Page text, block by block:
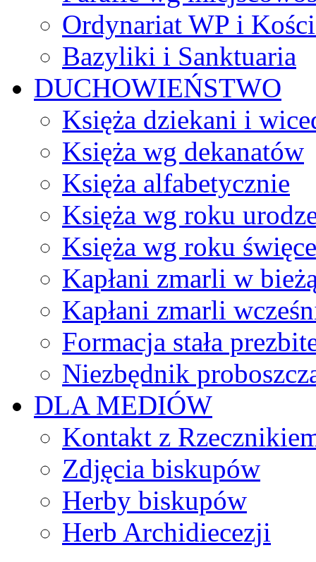
Ordynariat WP i
Bazyliki i Sanktuaria
DUCHOWIEŃSTWO
Księża dziekani i
Księża wg dekanatów
Księża alfabetycznie
Księża wg roku
Księża wg roku
Kapłani zmarli w
Kapłani zmarli
Formacja stała
Niezbędnik
DLA MEDIÓW
Kontakt z
Zdjęcia biskupów
Herby biskupów
Herb Archidiecezji